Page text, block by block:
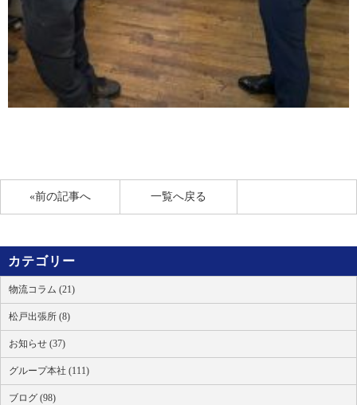
«前の記事へ 一覧へ戻る
カテゴリー
物流コラム (21)
松戸出張所 (8)
お知らせ (37)
グループ本社 (111)
ブログ (98)